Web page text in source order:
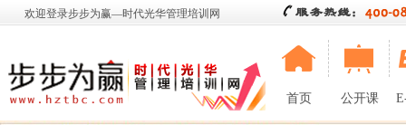
欢迎登录步步为赢—时代光华管理培训网
首页 公开课